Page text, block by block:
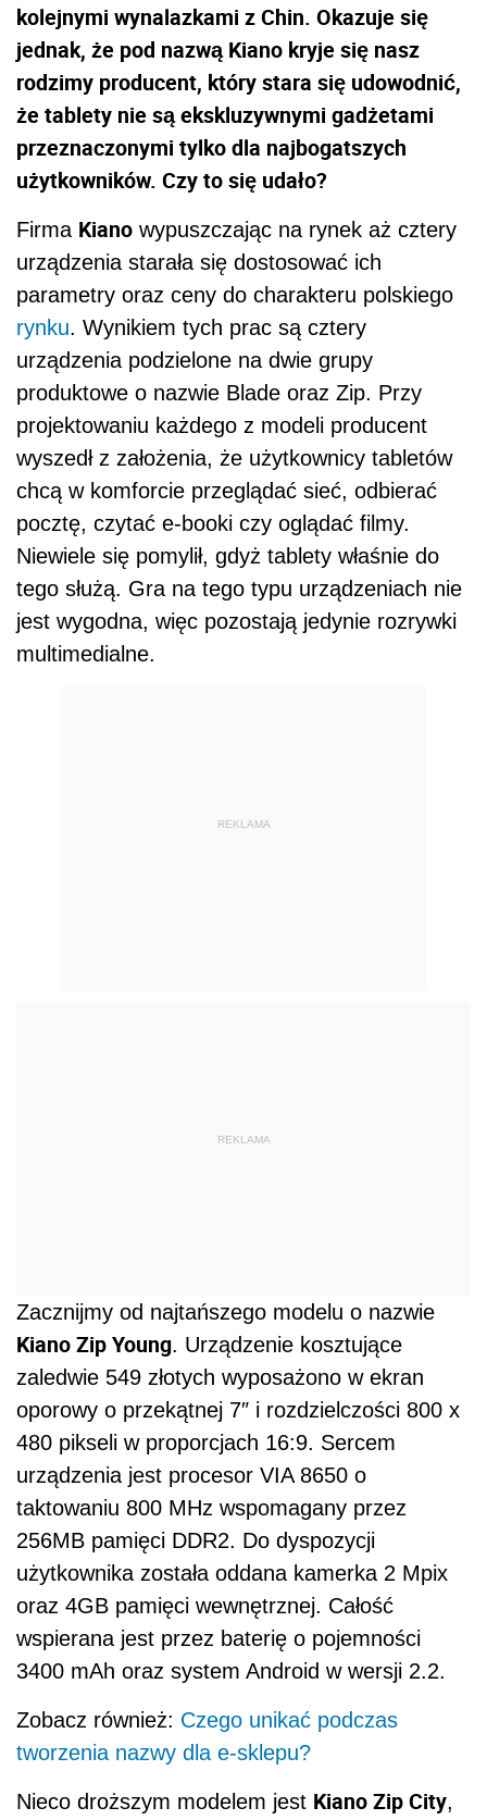
kolejnymi wynalazkami z Chin. Okazuje się
jednak, że pod nazwą Kiano kryje się nasz
rodzimy producent, który stara się udowodnić,
że tablety nie są ekskluzywnymi gadżetami
przeznaczonymi tylko dla najbogatszych
użytkowników. Czy to się udało?
Firma Kiano wypuszczając na rynek aż cztery
urządzenia starała się dostosować ich
parametry oraz ceny do charakteru polskiego
rynku. Wynikiem tych prac są cztery
urządzenia podzielone na dwie grupy
produktowe o nazwie Blade oraz Zip. Przy
projektowaniu każdego z modeli producent
wyszedł z założenia, że użytkownicy tabletów
chcą w komforcie przeglądać sieć, odbierać
pocztę, czytać e-booki czy oglądać filmy.
Niewiele się pomylił, gdyż tablety właśnie do
tego służą. Gra na tego typu urządzeniach nie
jest wygodna, więc pozostają jedynie rozrywki
multimedialne.
REKLAMA
REKLAMA
Zacznijmy od najtańszego modelu o nazwie
Kiano Zip Young. Urządzenie kosztujące
zaledwie 549 złotych wyposażono w ekran
oporowy o przekątnej 7″ i rozdzielczości 800 x
480 pikseli w proporcjach 16:9. Sercem
urządzenia jest procesor VIA 8650 o
taktowaniu 800 MHz wspomagany przez
256MB pamięci DDR2. Do dyspozycji
użytkownika została oddana kamerka 2 Mpix
oraz 4GB pamięci wewnętrznej. Całość
wspierana jest przez baterię o pojemności
3400 mAh oraz system Android w wersji 2.2.
Zobacz również: Czego unikać podczas
tworzenia nazwy dla e-sklepu?
Nieco droższym modelem jest Kiano Zip City,